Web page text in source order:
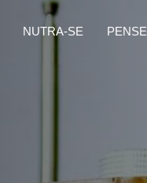
NUTRA-SE PENSE